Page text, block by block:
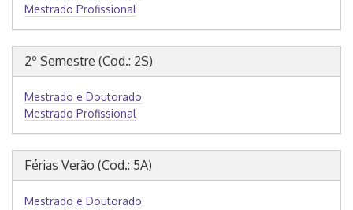
Mestrado Profissional
2º Semestre (Cod.: 2S)
Mestrado e Doutorado
Mestrado Profissional
Férias Verão (Cod.: 5A)
Mestrado e Doutorado